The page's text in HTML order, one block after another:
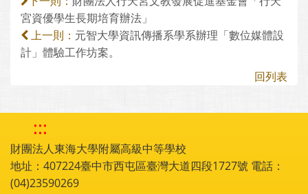
宮資優學生長期培育辦法」
上一則： 元智大學資訊傳播系學系辦理「數位媒體設
計」體驗工作坊案。
回列表
:::
財團法人東海大學附屬高級中等學校
地址：407224臺中市西屯區臺灣大道四段1727號 電話：
(04)23590269